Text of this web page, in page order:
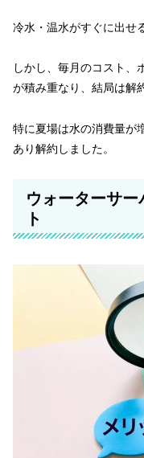
冷水・温水がすぐに出せ
しかし、毎月のコスト、
が積み重なり、結局は解
特に夏場は水の消費量が
あり解約しました。
ウォーターサ
ト